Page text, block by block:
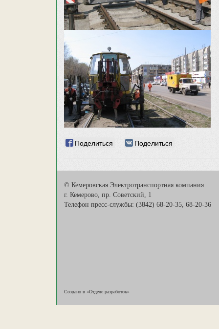
Поделиться Поделиться
© Кемеровская Электротранспортная компания
г. Кемерово, пр. Советский, 1
Телефон пресс-службы: (3842) 68-20-35, 68-20-36
Создано в «Отделе разработок»